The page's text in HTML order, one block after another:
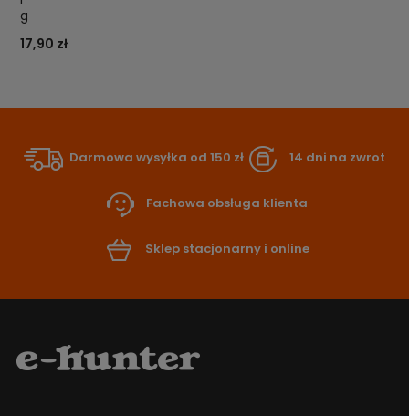
g
17,90 zł
Darmowa wysyłka od 150 zł 14 dni na zwrot
Fachowa obsługa klienta
Sklep stacjonarny i online